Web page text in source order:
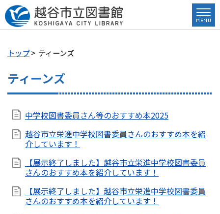
トップ> ティーンズ
ティーンズ
中学校図書委員さん等のおすすめ本2025
越谷市立栄進中学校図書委員さんのおすすめ本を紹
介しています！
【展示終了しました】越谷市立栄進中学校図書委員
さんのおすすめ本を紹介しています！
【展示終了しました】越谷市立栄進中学校図書委員
さんのおすすめ本を紹介しています！